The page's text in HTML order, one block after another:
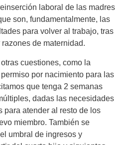
laboral de las madres
son, fundamentalmente, las
para volver al trabajo, tras
de maternidad.
cuestiones, como la
por nacimiento para las
que tenga 2 semanas
dadas las necesidades
para atender al resto de los
miembro. También se
umbral de ingresos y